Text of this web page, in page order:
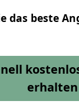
das beste
erhalten